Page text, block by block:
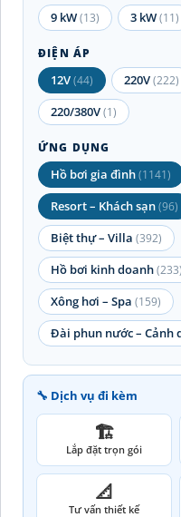
9 kW(13) 3 kW(11)
ĐIỆN ÁP
12V(44) 220V(222)
220/380V(1)
ỨNG DỤNG
Hồ bơi gia đình(1141)
Resort – Khách sạn(96)
Biệt thự – Villa (392)
Hồ bơi kinh doanh(233)
Xông hơi – Spa (159)
Đài phun nước – Cảnh
🔧 Dịch vụ đi kèm
🏗️
Lắp đặt trọn gói
📐
Tư vấn thiết kế